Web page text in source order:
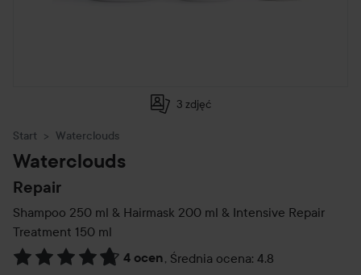
3 zdjęć
Start Waterclouds
Waterclouds
Repair
Shampoo 250 ml & Hairmask 200 ml & Intensive Repair
Treatment 150 ml
4 ocen, Średnia ocena: 4.8
Przejdź do Recenzje i komentarze